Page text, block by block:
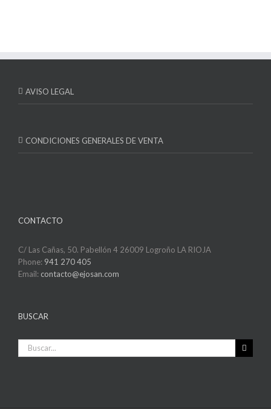
AVISO LEGAL
CONDICIONES GENERALES DE VENTA
CONTACTO
C/ Las Cañas, 50. Pabellón 4 26009 Logroño LA RIOJA
Phone: 941 270 405
Email: contacto@ejosan.com
BUSCAR
Buscar: